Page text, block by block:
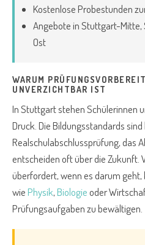
Kostenlose Probestunden
Angebote in Stuttgart-
Ost
WARUM
UNVERZICHTBAR IST
In Stuttgart stehen Schülerinnen
Druck. Die Bildungsstandards
Realschulabschlussprüfung, das
entscheiden oft über die Zukunft.
überfordert, wenn es darum geht,
wiePhysik,Biologieoder
Prüfungsaufgaben zu bewältigen.